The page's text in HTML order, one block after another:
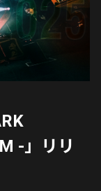
-」リリ